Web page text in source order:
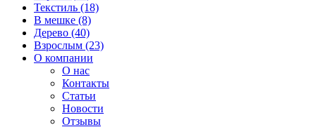
Текстиль (18)
В мешке (8)
Дерево (40)
Взрослым (23)
О компании
О нас
Контакты
Статьи
Новости
Отзывы